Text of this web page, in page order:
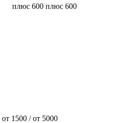
плюс 600 плюс 600
от 1500 / от 5000